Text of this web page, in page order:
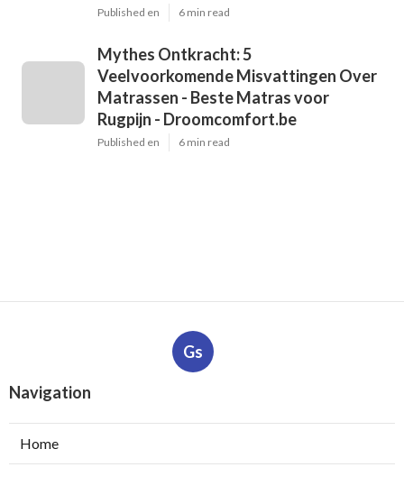
Published en 6 min read
Mythes Ontkracht: 5
Veelvoorkomende Misvattingen Over
Matrassen - Beste Matras voor
Rugpijn - Droomcomfort.be
Published en 6 min read
Gs
Navigation
Home